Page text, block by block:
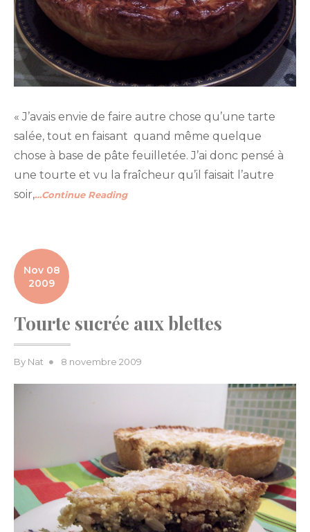
« J’avais envie de faire autre chose qu’une tarte
salée, tout en faisant quand même quelque
chose à base de pâte feuilletée. J’ai donc pensé à
une tourte et vu la fraîcheur qu’il faisait l’autre
soir,…Continue Reading
Nov 08
2009
Tourte sucrée aux blettes
By Nat
Posted
8 novembre 2009